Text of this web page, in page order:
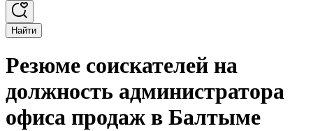
Найти
Резюме соискателей на
должность администратора
офиса продаж в Балтыме